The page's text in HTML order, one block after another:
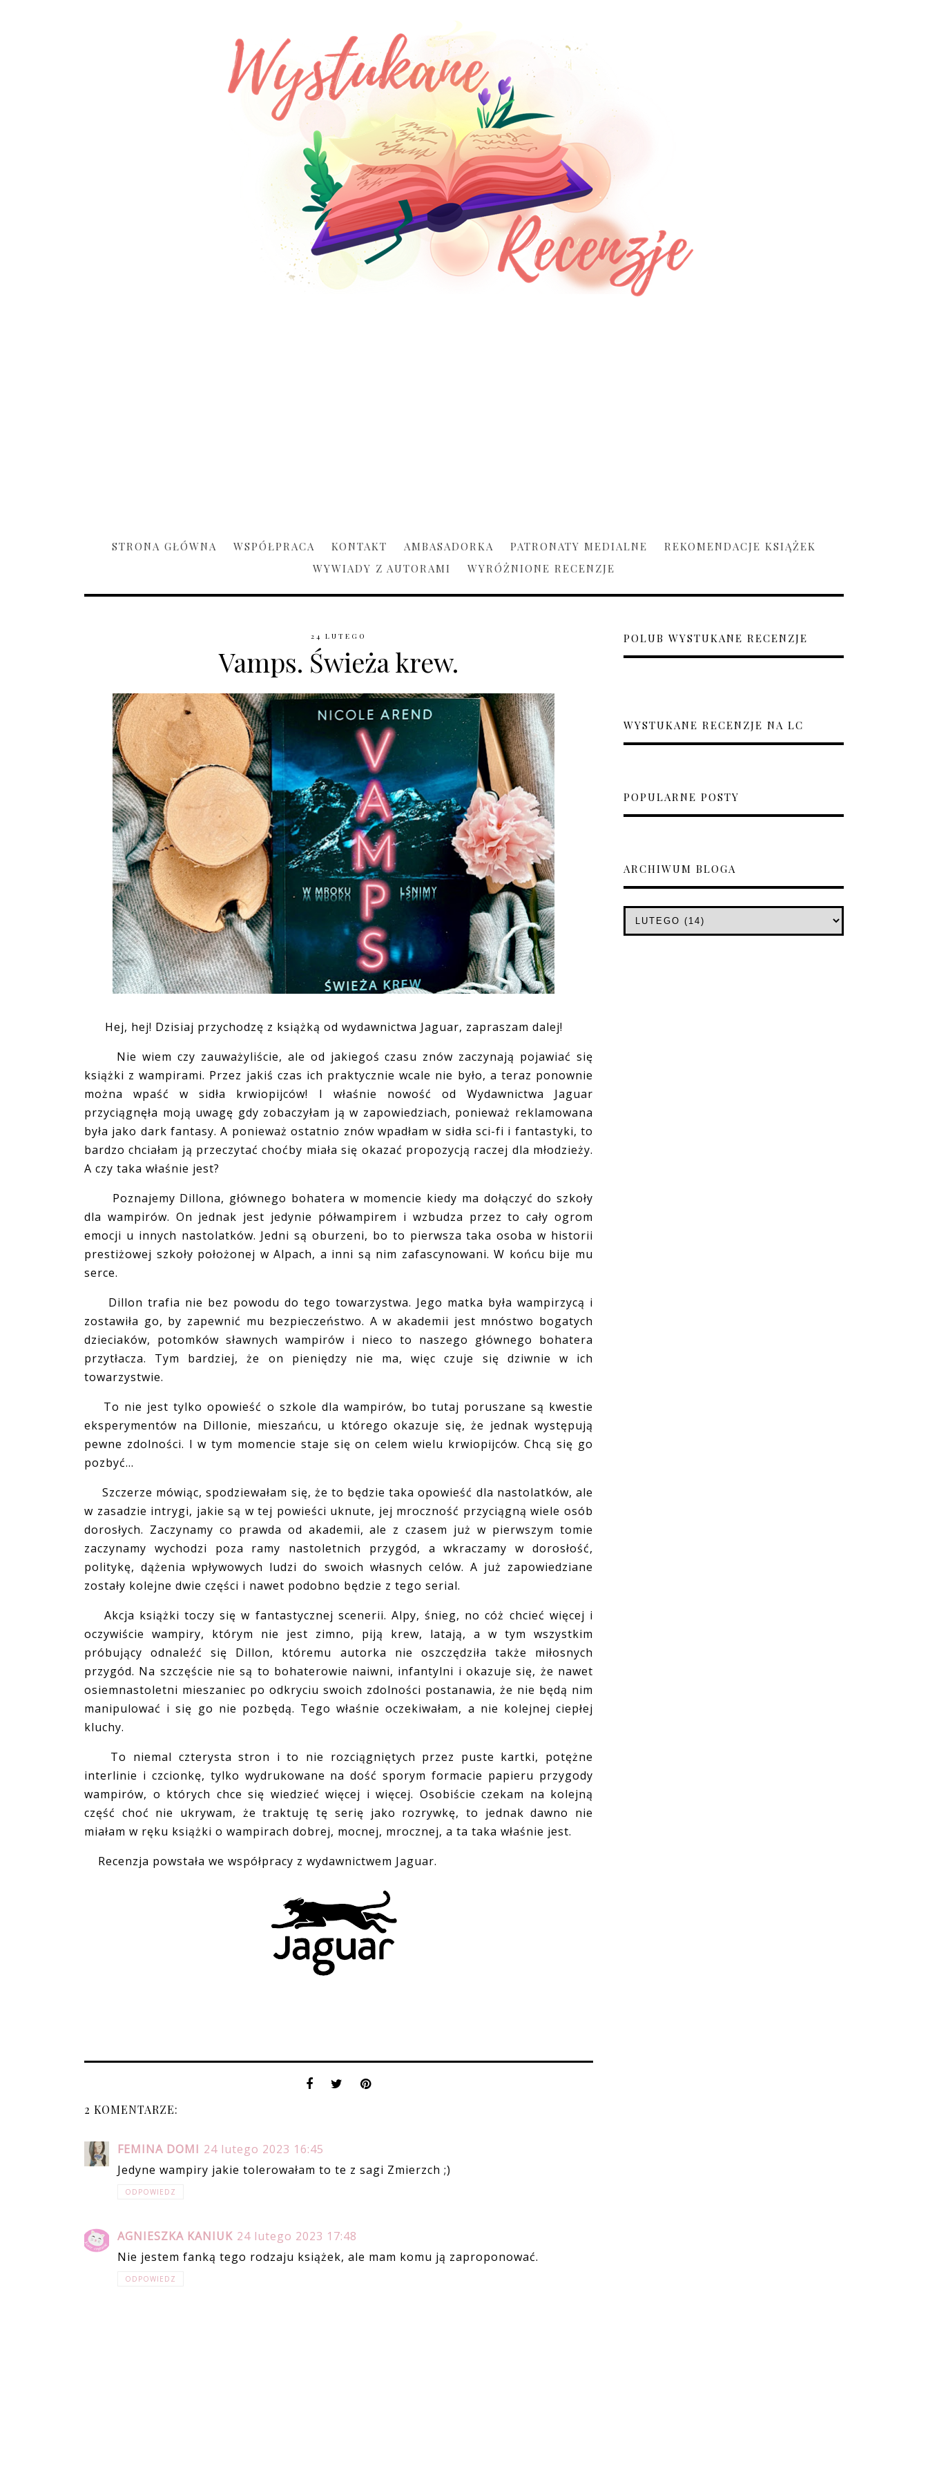
STRONA GŁÓWNA WSPÓŁPRACA KONTAKT AMBASADORKA PATRONATY MEDIALNE
REKOMENDACJE KSIĄŻEK
WYWIADY Z AUTORAMI
WYRÓŻNIONE RECENZJE
24 LUTEGO
Vamps. Świeża krew.
Hej, hej! Dzisiaj przychodzę z książką od wydawnictwa Jaguar, zapraszam dalej!
Nie wiem czy zauważyliście, ale od jakiegoś czasu znów zaczynają pojawiać się
książki z wampirami. Przez jakiś czas ich praktycznie wcale nie było, a teraz ponownie
można wpaść w sidła krwiopijców! I właśnie nowość od Wydawnictwa Jaguar
przyciągnęła moją uwagę gdy zobaczyłam ją w zapowiedziach, ponieważ reklamowana
była jako dark fantasy. A ponieważ ostatnio znów wpadłam w sidła sci-fi i fantastyki, to
bardzo chciałam ją przeczytać choćby miała się okazać propozycją raczej dla młodzieży.
A czy taka właśnie jest?
Poznajemy Dillona, głównego bohatera w momencie kiedy ma dołączyć do szkoły
dla wampirów. On jednak jest jedynie półwampirem i wzbudza przez to cały ogrom
emocji u innych nastolatków. Jedni są oburzeni, bo to pierwsza taka osoba w historii
prestiżowej szkoły położonej w Alpach, a inni są nim zafascynowani. W końcu bije mu
serce.
Dillon trafia nie bez powodu do tego towarzystwa. Jego matka była wampirzycą i
zostawiła go, by zapewnić mu bezpieczeństwo. A w akademii jest mnóstwo bogatych
dzieciaków, potomków sławnych wampirów i nieco to naszego głównego bohatera
przytłacza. Tym bardziej, że on pieniędzy nie ma, więc czuje się dziwnie w ich
towarzystwie.
To nie jest tylko opowieść o szkole dla wampirów, bo tutaj poruszane są kwestie
eksperymentów na Dillonie, mieszańcu, u którego okazuje się, że jednak występują
pewne zdolności. I w tym momencie staje się on celem wielu krwiopijców. Chcą się go
pozbyć...
Szczerze mówiąc, spodziewałam się, że to będzie taka opowieść dla nastolatków, ale
w zasadzie intrygi, jakie są w tej powieści uknute, jej mroczność przyciągną wiele osób
dorosłych. Zaczynamy co prawda od akademii, ale z czasem już w pierwszym tomie
zaczynamy wychodzi poza ramy nastoletnich przygód, a wkraczamy w dorosłość,
politykę, dążenia wpływowych ludzi do swoich własnych celów. A już zapowiedziane
zostały kolejne dwie części i nawet podobno będzie z tego serial.
Akcja książki toczy się w fantastycznej scenerii. Alpy, śnieg, no cóż chcieć więcej i
oczywiście wampiry, którym nie jest zimno, piją krew, latają, a w tym wszystkim
próbujący odnaleźć się Dillon, któremu autorka nie oszczędziła także miłosnych
przygód. Na szczęście nie są to bohaterowie naiwni, infantylni i okazuje się, że nawet
osiemnastoletni mieszaniec po odkryciu swoich zdolności postanawia, że nie będą nim
manipulować i się go nie pozbędą. Tego właśnie oczekiwałam, a nie kolejnej ciepłej
kluchy.
To niemal czterysta stron i to nie rozciągniętych przez puste kartki, potężne
interlinie i czcionkę, tylko wydrukowane na dość sporym formacie papieru przygody
wampirów, o których chce się wiedzieć więcej i więcej. Osobiście czekam na kolejną
część choć nie ukrywam, że traktuję tę serię jako rozrywkę, to jednak dawno nie
miałam w ręku książki o wampirach dobrej, mocnej, mrocznej, a ta taka właśnie jest.
Recenzja powstała we współpracy z wydawnictwem Jaguar.
2 KOMENTARZE:
FEMINA DOMI 24 lutego 2023 16:45
Jedyne wampiry jakie tolerowałam to te z sagi Zmierzch ;)
ODPOWIEDZ
AGNIESZKA KANIUK 24 lutego 2023 17:48
Nie jestem fanką tego rodzaju książek, ale mam komu ją zaproponować.
ODPOWIEDZ
POLUB WYSTUKANE RECENZJE
WYSTUKANE RECENZJE NA LC
POPULARNE POSTY
ARCHIWUM BLOGA